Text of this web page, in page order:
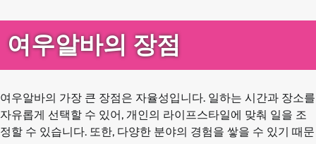
여우알바의 장점
여우알바의 가장 큰 장점은 자율성입니다. 일하는 시간과 장소를
자유롭게 선택할 수 있어, 개인의 라이프스타일에 맞춰 일을 조
정할 수 있습니다. 또한, 다양한 분야의 경험을 쌓을 수 있기 때문